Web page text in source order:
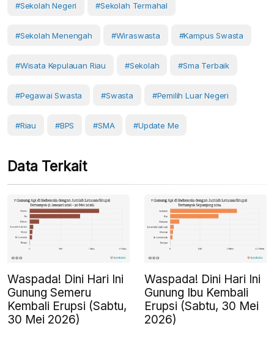
#sekolah Negeri #sekolah Termahal
#sekolah Menengah #wiraswasta #kampus Swasta
#Wisata Kepulauan Riau #Sekolah #sma Terbaik
#pegawai Swasta #Swasta #pemilih Luar Negeri
#Riau #BPS #SMA #Update Me
Data Terkait
Waspada! Dini Hari Ini
Gunung Semeru
Kembali Erupsi (Sabtu,
30 Mei 2026)
Waspada! Dini Hari Ini
Gunung Ibu Kembali
Erupsi (Sabtu, 30 Mei
2026)